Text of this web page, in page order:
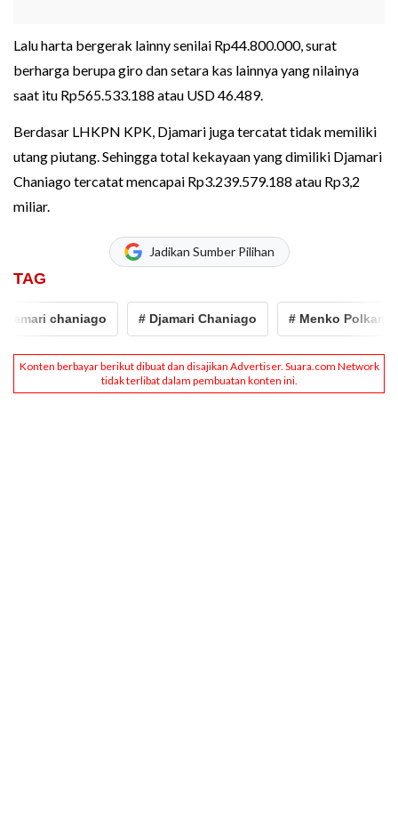
Lalu harta bergerak lainny senilai Rp44.800.000, surat
berharga berupa giro dan setara kas lainnya yang nilainya
saat itu Rp565.533.188 atau USD 46.489.
Berdasar LHKPN KPK, Djamari juga tercatat tidak memiliki
utang piutang. Sehingga total kekayaan yang dimiliki Djamari
Chaniago tercatat mencapai Rp3.239.579.188 atau Rp3,2
miliar.
Jadikan Sumber Pilihan
TAG
chaniago # Djamari Chaniago # Menko Polkam